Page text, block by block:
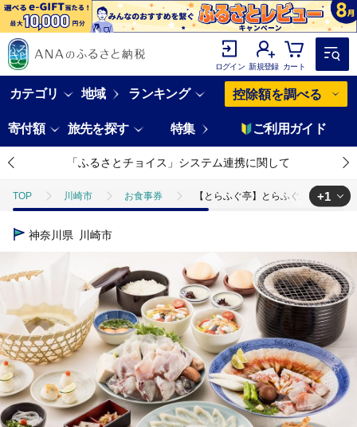
ログイン 新規登録 カート
カテゴリ 地域 ランキング 控除額を調べる
寄付額 旅先を探す 特集 ご利用ガイド
「ふるさとチョイス」システム連携に関して
TOP 川崎市 お食事券 【とらふぐ亭】とらふぐ三昧フルコ
TOP
+1
神奈川県 川崎市